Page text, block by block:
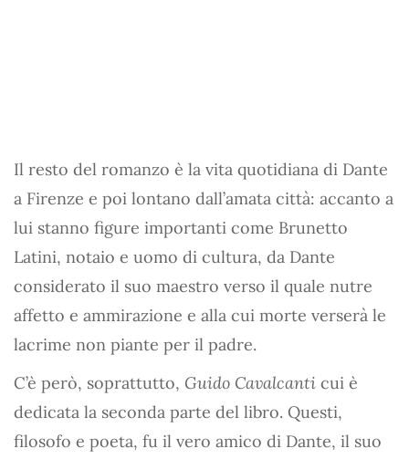
Il resto del romanzo è la vita quotidiana di Dante
a Firenze e poi lontano dall’amata città: accanto a
lui stanno figure importanti come Brunetto
Latini, notaio e uomo di cultura, da Dante
considerato il suo maestro verso il quale nutre
affetto e ammirazione e alla cui morte verserà le
lacrime non piante per il padre.
C’è però, soprattutto, Guido Cavalcanti cui è
dedicata la seconda parte del libro. Questi,
filosofo e poeta, fu il vero amico di Dante, il suo